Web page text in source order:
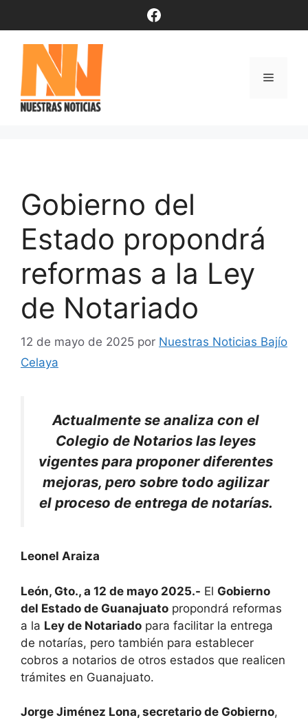
contenido
Facebook
Menú
Gobierno del
Estado propondrá
reformas a la Ley
de Notariado
12 de mayo de 2025 por Nuestras Noticias Bajío
Celaya
Actualmente se analiza con el
Colegio de Notarios las leyes
vigentes para proponer diferentes
mejoras, pero sobre todo agilizar
el proceso de entrega de notarías.
Leonel Araiza
León, Gto., a 12 de mayo 2025.- El Gobierno
del Estado de Guanajuato propondrá reformas
a la Ley de Notariado para facilitar la entrega
de notarías, pero también para establecer
cobros a notarios de otros estados que realicen
trámites en Guanajuato.
Jorge Jiménez Lona, secretario de Gobierno,